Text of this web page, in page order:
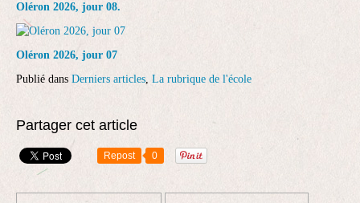
Oléron 2026, jour 08.
Oléron 2026, jour 07
Publié dans Derniers articles, La rubrique de l'école
Partager cet article
Repost 0